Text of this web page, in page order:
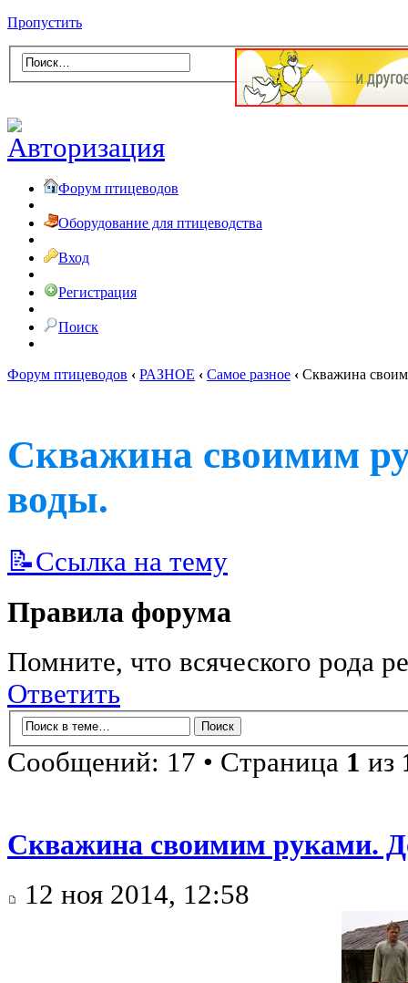
Пропустить
Форум птицеводов
Оборудование для птицеводства
Вход
Регистрация
Поиск
Форум птицеводов ‹ РАЗНОЕ ‹ Самое разное ‹ Скважина
Скважина своимим
воды.
📝Ссылка на тему
Правила форума
Помните, что всяческого рода
Ответить
Сообщений: 17 • Страница 1 из
Скважина своимим руками.
12 ноя 2014, 12:58